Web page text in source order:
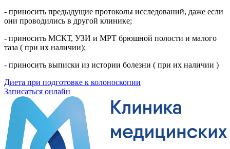
- приносить предыдущие протоколы исследований, даже если
они проводились в другой клинике;
- приносить МСКТ, УЗИ и МРТ брюшной полости и малого
таза ( при их наличии);
- приносить выписки из истории болезни ( при их наличии )
Диета при подготовке к колоноскопии
Записаться онлайн